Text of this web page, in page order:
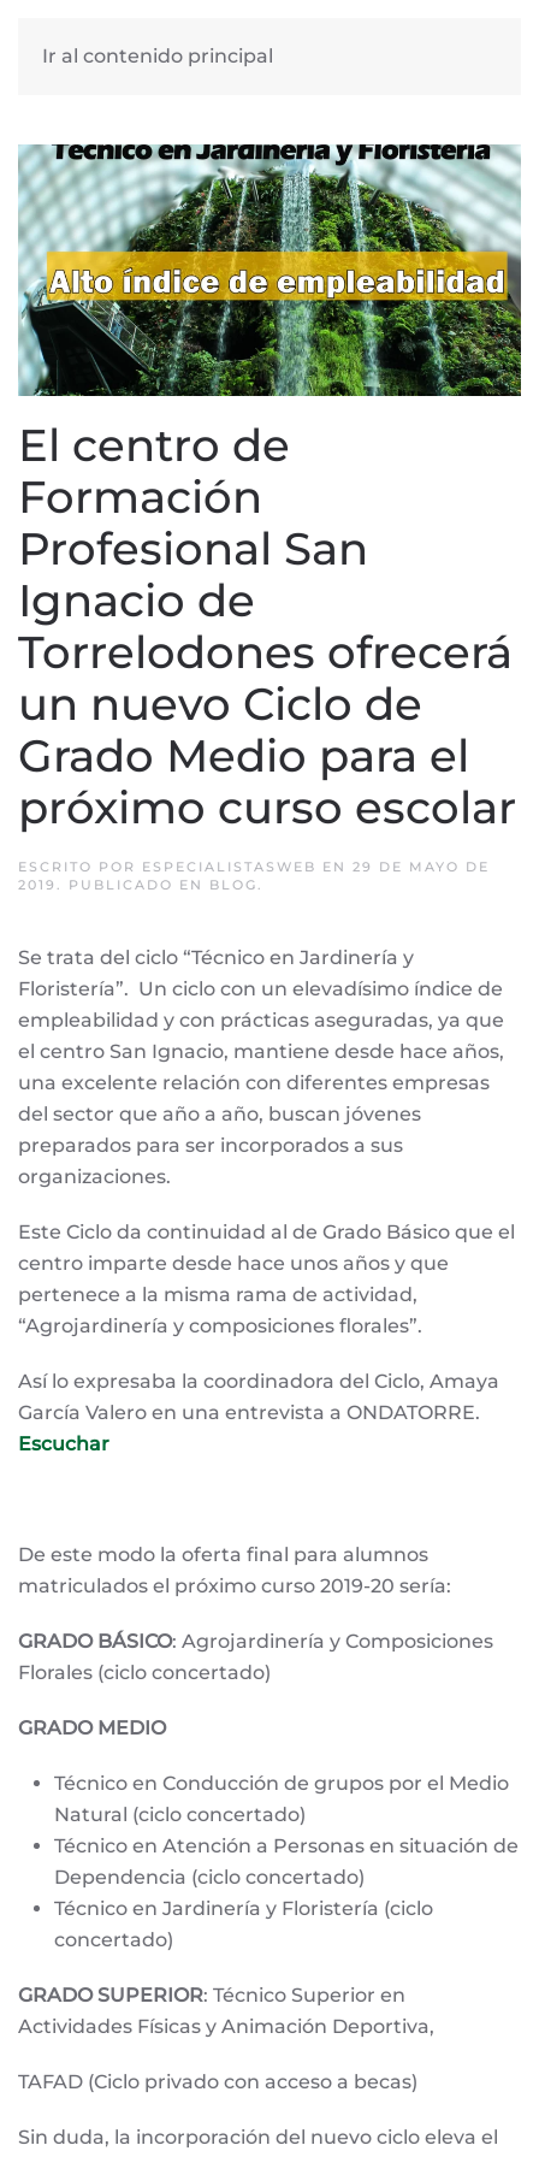
Ir al contenido principal
El centro de
Formación
Profesional San
Ignacio de
Torrelodones ofrecerá
un nuevo Ciclo de
Grado Medio para el
próximo curso escolar
ESCRITO POR ESPECIALISTASWEB EN 29 DE MAYO DE
2019 . PUBLICADO EN BLOG.
Se trata del ciclo “Técnico en Jardinería y
Floristería”. Un ciclo con un elevadísimo índice de
empleabilidad y con prácticas aseguradas, ya que
el centro San Ignacio, mantiene desde hace años,
una excelente relación con diferentes empresas
del sector que año a año, buscan jóvenes
preparados para ser incorporados a sus
organizaciones.
Este Ciclo da continuidad al de Grado Básico que el
centro imparte desde hace unos años y que
pertenece a la misma rama de actividad,
“Agrojardinería y composiciones florales”.
Así lo expresaba la coordinadora del Ciclo, Amaya
García Valero en una entrevista a ONDATORRE.
Escuchar
De este modo la oferta final para alumnos
matriculados el próximo curso 2019-20 sería:
GRADO BÁSICO: Agrojardinería y Composiciones
Florales (ciclo concertado)
GRADO MEDIO
Técnico en Conducción de grupos por el Medio
Natural (ciclo concertado)
Técnico en Atención a Personas en situación de
Dependencia (ciclo concertado)
Técnico en Jardinería y Floristería (ciclo
concertado)
GRADO SUPERIOR: Técnico Superior en
Actividades Físicas y Animación Deportiva,
TAFAD (Ciclo privado con acceso a becas)
Sin duda, la incorporación del nuevo ciclo eleva el